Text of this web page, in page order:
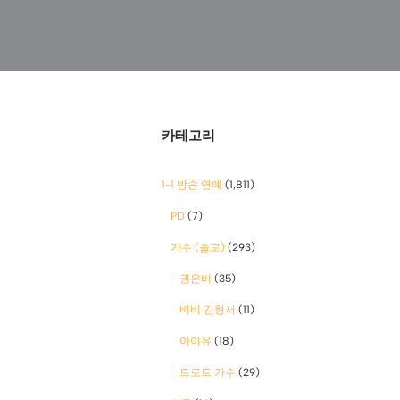
카테고리
1-1 방송 연예 (1,811)
PD (7)
가수 (솔로) (293)
권은비 (35)
비비 김형서 (11)
아이유 (18)
트로트 가수 (29)